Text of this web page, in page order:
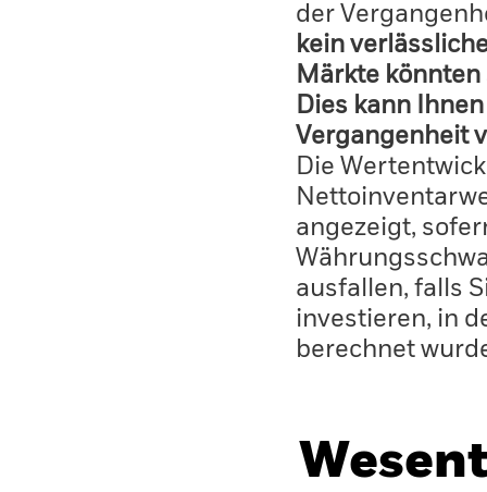
der
kein
Märkte
Dies kann
Vergangenheit
Die
angezeigt,
ausfallen, falls
investieren, in
berechnet